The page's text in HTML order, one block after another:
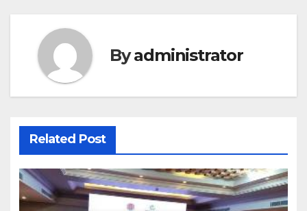
Byadministrator
Related Post